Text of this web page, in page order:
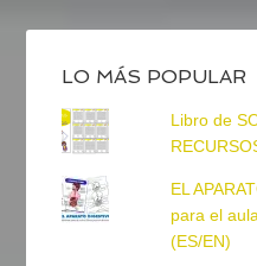
LO MÁS POPULAR
Libro de
EL
para el
(ES/EN)